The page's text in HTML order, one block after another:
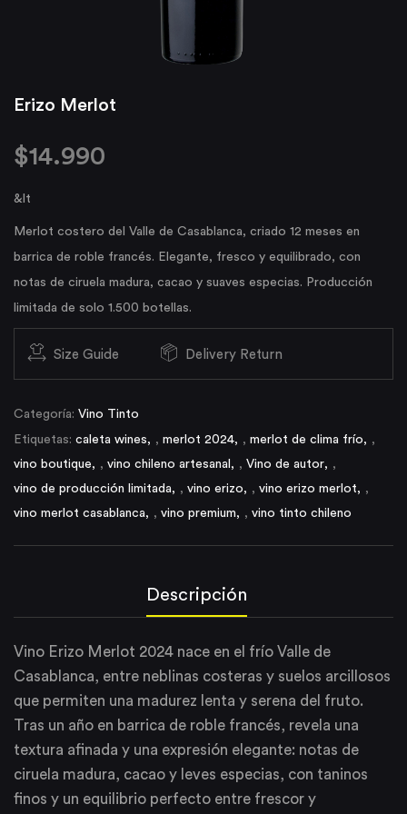
Erizo Merlot
$14.990
&lt
Merlot costero del Valle de Casablanca, criado 12 meses en
barrica de roble francés. Elegante, fresco y equilibrado, con
notas de ciruela madura, cacao y suaves especias. Producción
limitada de solo 1.500 botellas.
Size Guide Delivery Return
Categoría: Vino Tinto
Etiquetas: caleta wines , merlot 2024 , merlot de clima frío
,
vino boutique
, vino chileno artesanal , Vino de autor
,
vino de producción limitada
, vino erizo , vino erizo merlot
,
vino merlot casablanca
, vino premium , vino tinto chileno
Descripción
Vino Erizo Merlot 2024 nace en el frío Valle de
Casablanca, entre neblinas costeras y suelos arcillosos
que permiten una madurez lenta y serena del fruto.
Tras un año en barrica de roble francés, revela una
textura afinada y una expresión elegante: notas de
ciruela madura, cacao y leves especias, con taninos
finos y un equilibrio perfecto entre frescor y